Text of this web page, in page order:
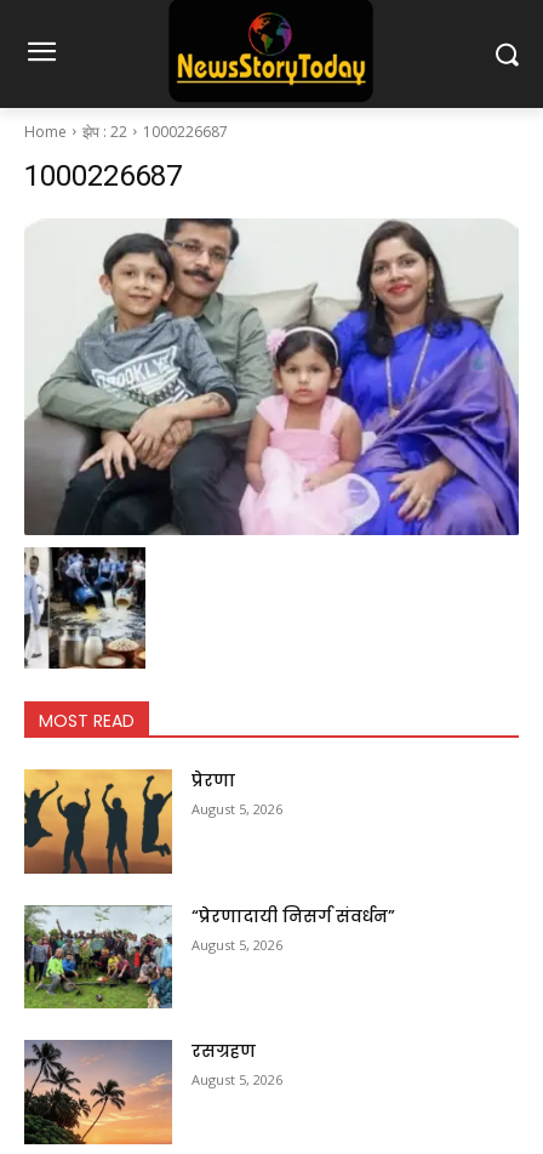
Home झेप : 22 1000226687
1000226687
MOST READ
प्रेरणा
August 5, 2026
“प्रेरणादायी निसर्ग संवर्धन”
August 5, 2026
रसग्रहण
August 5, 2026